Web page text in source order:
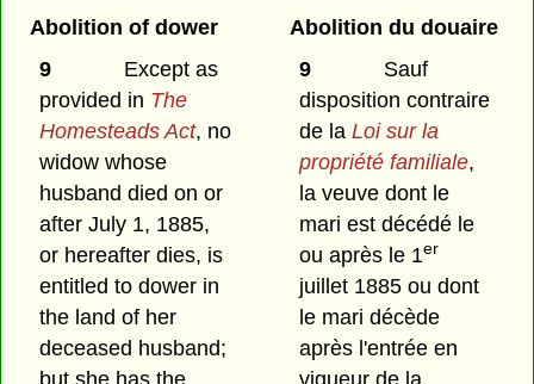
Abolition of dower
9
Except as
provided in The
Homesteads Act, no
widow whose
husband died on or
after July 1, 1885,
or hereafter dies, is
entitled to dower in
the land of her
deceased husband;
Abolition du douaire
9
Sauf
disposition contraire
de laLoi sur la
propriété familiale,
la veuve dont le
mari est décédé le
ou après le 1er
juillet 1885 ou dont
le mari décède
après l'entrée en